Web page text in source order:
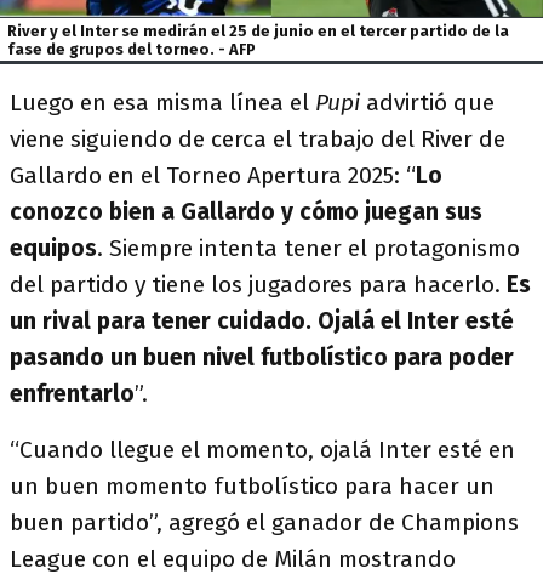
River y el Inter se medirán el 25 de junio en el tercer partido de la
fase de grupos del torneo. - AFP
Luego en esa misma línea el Pupi advirtió que
viene siguiendo de cerca el trabajo del River de
Gallardo en el Torneo Apertura 2025: “Lo
conozco bien a Gallardo y cómo juegan sus
equipos. Siempre intenta tener el protagonismo
del partido y tiene los jugadores para hacerlo. Es
un rival para tener cuidado. Ojalá el Inter esté
pasando un buen nivel futbolístico para poder
enfrentarlo”.
“Cuando llegue el momento, ojalá Inter esté en
un buen momento futbolístico para hacer un
buen partido”, agregó el ganador de Champions
League con el equipo de Milán mostrando